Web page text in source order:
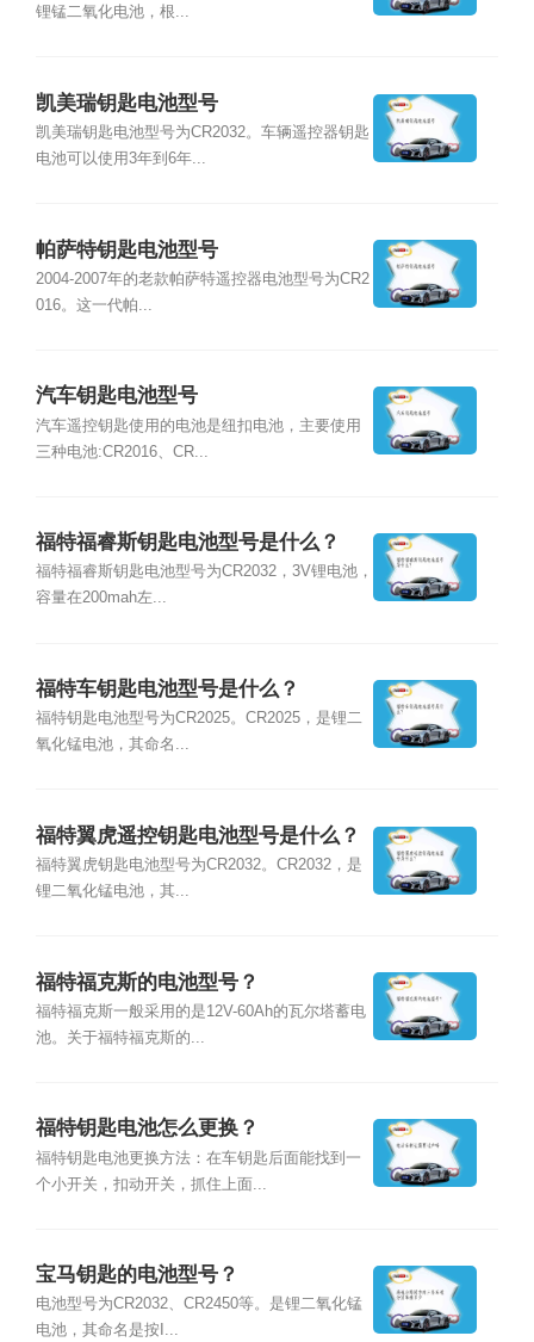
锂锰二氧化电池，根...
凯美瑞钥匙电池型号
凯美瑞钥匙电池型号为CR2032。车辆遥控器钥匙
电池可以使用3年到6年...
帕萨特钥匙电池型号
2004-2007年的老款帕萨特遥控器电池型号为CR2
016。这一代帕...
汽车钥匙电池型号
汽车遥控钥匙使用的电池是纽扣电池，主要使用
三种电池:CR2016、CR...
福特福睿斯钥匙电池型号是什么？
福特福睿斯钥匙电池型号为CR2032，3V锂电池，
容量在200mah左...
福特车钥匙电池型号是什么？
福特钥匙电池型号为CR2025。CR2025，是锂二
氧化锰电池，其命名...
福特翼虎遥控钥匙电池型号是什么？
福特翼虎钥匙电池型号为CR2032。CR2032，是
锂二氧化锰电池，其...
福特福克斯的电池型号？
福特福克斯一般采用的是12V-60Ah的瓦尔塔蓄电
池。关于福特福克斯的...
福特钥匙电池怎么更换？
福特钥匙电池更换方法：在车钥匙后面能找到一
个小开关，扣动开关，抓住上面...
宝马钥匙的电池型号？
电池型号为CR2032、CR2450等。是锂二氧化锰
电池，其命名是按I...